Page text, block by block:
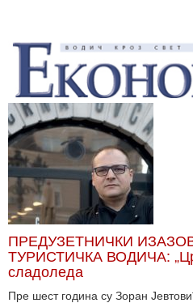
ПРЕДУЗЕТНИЧКИ
ТУРИСТИЧКА ВОДИЧА:
сладоледа
Пре шест година су Зоран